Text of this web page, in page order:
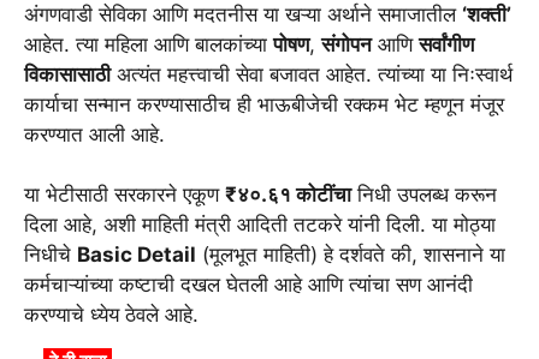
अंगणवाडी सेविका आणि मदतनीस या खऱ्या अर्थाने समाजातील ‘शक्ती’
आहेत. त्या महिला आणि बालकांच्यापोषण,संगोपनआणिसर्वांगीण
विकासासाठीअत्यंत महत्त्वाची सेवा बजावत आहेत. त्यांच्या या निःस्वार्थ
कार्याचा सन्मान करण्यासाठीच ही भाऊबीजेची रक्कम भेट म्हणून मंजूर
करण्यात आली आहे.
या भेटीसाठी सरकारने एकूण ₹४०.६१ कोटींचानिधी उपलब्ध करून
दिला आहे, अशी माहिती मंत्री आदिती तटकरे यांनी दिली. या मोठ्या
निधीचे Basic Detail (मूलभूत माहिती) हे दर्शवते की, शासनाने या
कर्मचाऱ्यांच्या कष्टाची दखल घेतली आहे आणि त्यांचा सण आनंदी
करण्याचे ध्येय ठेवले आहे.